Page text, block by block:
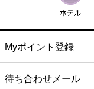
Myポイント登録
待ち合わせメール